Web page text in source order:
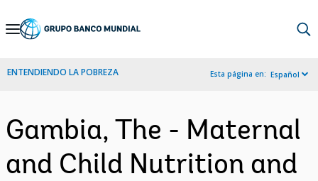
Skip
Navigation
ENTENDIENDO LA POBREZA Esta página en: Español
Gambia, The - Maternal
and Child Nutrition and